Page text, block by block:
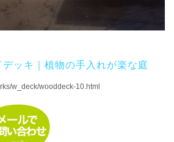
ッキ｜植物の手入れが楽な庭
w_deck/wooddeck-10.html